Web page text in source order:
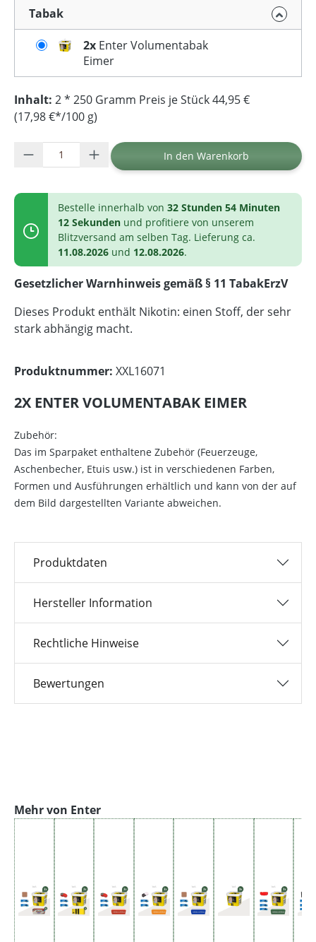
Tabak
2x Enter Volumentabak
Eimer
Inhalt: 2 * 250 Gramm Preis je Stück 44,95 €
(17,98 €*/100 g)
Produkt Anzahl: Gib den gewünschten
In den Warenkorb
Bestelle innerhalb von 32 Stunden 54 Minuten
12 Sekunden und profitiere von unserem
Blitzversand am selben Tag. Lieferung ca.
11.08.2026 und 12.08.2026.
Gesetzlicher Warnhinweis gemäß § 11 TabakErzV
Dieses Produkt enthält Nikotin: einen Stoff, der sehr
stark abhängig macht.
Produktnummer: XXL16071
2X ENTER VOLUMENTABAK EIMER
Zubehör:
Das im Sparpaket enthaltene Zubehör (Feuerzeuge,
Aschenbecher, Etuis usw.) ist in verschiedenen Farben,
Formen und Ausführungen erhältlich und kann von der auf
dem Bild dargestellten Variante abweichen.
Produktdaten
Hersteller Information
Rechtliche Hinweise
Bewertungen
Produktgalerie überspringen
Mehr von Enter